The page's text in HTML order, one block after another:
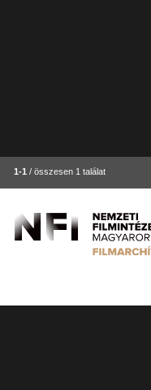
1-1 / összesen 1 találat